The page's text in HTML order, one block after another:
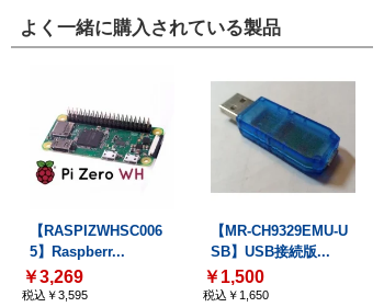
よく一緒に購入されている製品
【RASPIZWHSC006
5】Raspberr...
￥3,269
税込￥3,595
【MR-CH9329EMU-U
SB】USB接続版...
￥1,500
税込￥1,650